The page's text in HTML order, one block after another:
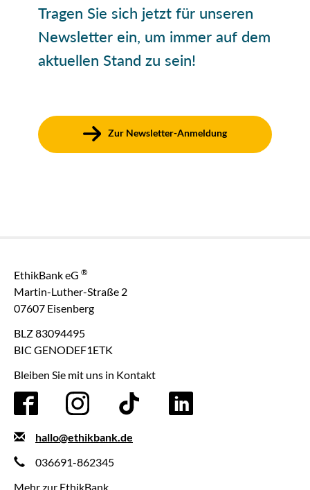
Tragen Sie sich jetzt für unseren
Newsletter ein, um immer auf dem
aktuellen Stand zu sein!
Zur Newsletter-Anmeldung
EthikBank eG ®
Martin-Luther-Straße 2
07607 Eisenberg
BLZ 83094495
BIC GENODEF1ETK
Bleiben Sie mit uns in Kontakt
hallo@ethikbank.de
036691-862345
Mehr zur EthikBank